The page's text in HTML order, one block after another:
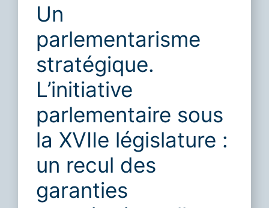
Un
parlementarisme
stratégique.
L’initiative
parlementaire sous
la XVIIe législature :
un recul des
garanties